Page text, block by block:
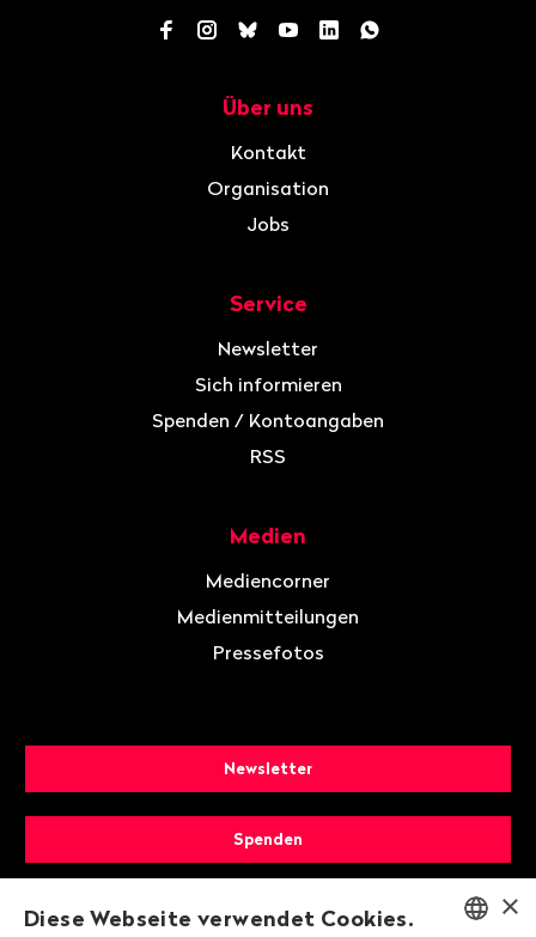
Facebook
Instagram
BlueskyYouTube
LinkedInWhatsApp
Über uns
Kontakt
Organisation
Jobs
Service
Newsletter
Sich informieren
Spenden / Kontoangaben
RSS
Medien
Mediencorner
Medienmitteilungen
Pressefotos
Newsletter
Spenden
Mitglied werden ×
Diese Webseite verwendet Cookies.